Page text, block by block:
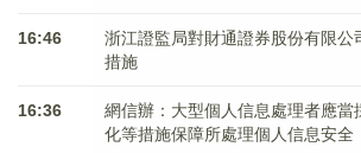
16:46
浙江證監局對財通證券股份有限公
措施
16:36
網信辦：大型個人信息處理者應當
化等措施保障所處理個人信息安全